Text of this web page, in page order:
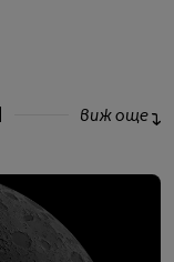
виж още